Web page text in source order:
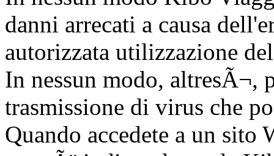
danni arrecati a causa
autorizzata utilizzazione
In nessun modo, altresÃ¬,
trasmissione di virus che
Quando accedete a un sito